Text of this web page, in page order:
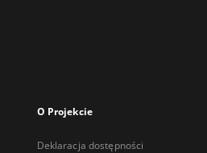
O Projekcie
Deklaracja dostępności